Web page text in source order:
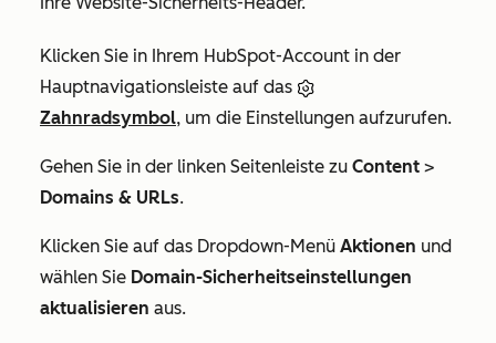
Klicken Sie in Ihrem HubSpot-Account in der
Hauptnavigationsleiste auf das
Zahnradsymbol, um die Einstellungen aufzurufen.
Gehen Sie in der linken Seitenleiste zu Content >
Domains & URLs.
Klicken Sie auf das Dropdown-Menü Aktionen und
wählen Sie Domain-Sicherheitseinstellungen
aktualisieren aus.